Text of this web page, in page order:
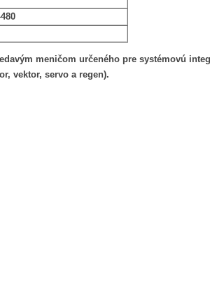
meničom určeného pre systémovú
vektor, servo a regen).